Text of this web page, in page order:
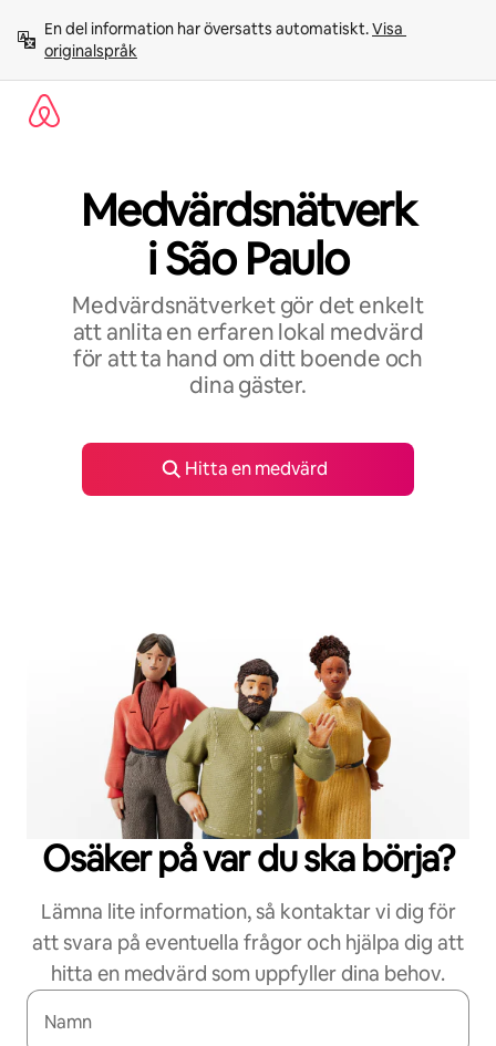
innehåll
En del information har översatts automatiskt. Visa
originalspråk
Medvärdsnätverk
i São Paulo
Medvärdsnätverket gör det enkelt
att anlita en erfaren lokal medvärd
för att ta hand om ditt boende och
dina gäster.
Hitta en medvärd
Osäker på var du ska börja?
Lämna lite information, så kontaktar vi dig för
att svara på eventuella frågor och hjälpa dig att
hitta en medvärd som uppfyller dina behov.
Namn